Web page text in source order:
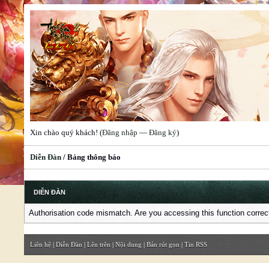
Xin chào quý khách! (Đăng nhập — Đăng ký)
Diễn Đàn / Bảng thông báo
DIỄN ĐÀN
Authorisation code mismatch. Are you accessing this function
Liên hệ | Diễn Đàn | Lên trên | Nội dung | Bản rút gọn | Tin RSS